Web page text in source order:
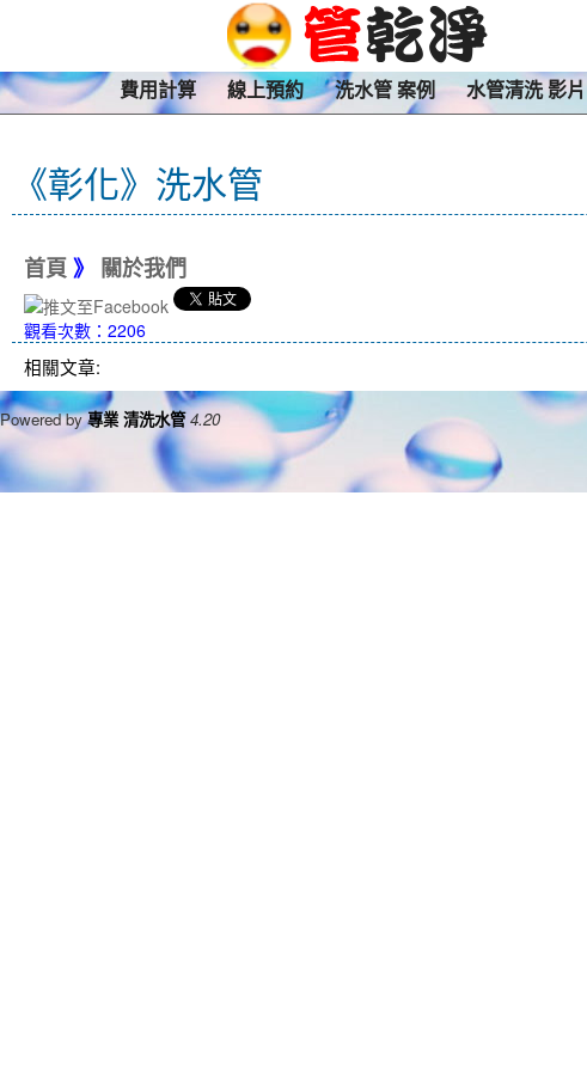
費用計算 線上預約 洗水管 案例 水管清洗 影片
《彰化》洗水管
首頁 》 關於我們
觀看次數：2206
相關文章:
Powered by專業 清洗水管 4.20